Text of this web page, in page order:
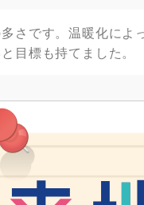
さです。温暖化によ
目標も持てました。